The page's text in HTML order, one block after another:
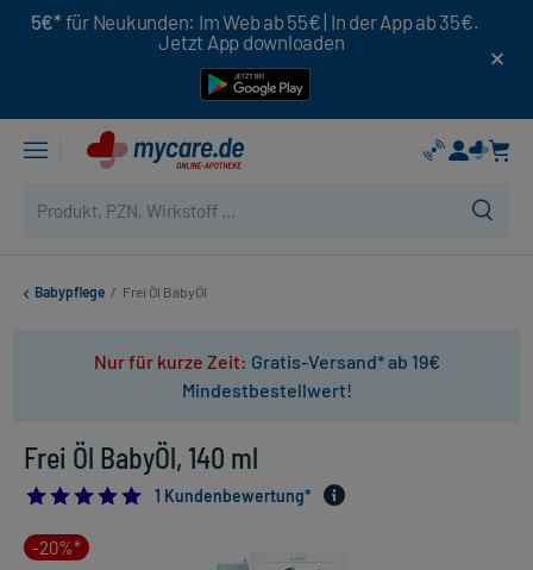
5€* für Neukunden: Im Web ab 55€ | In der App ab 35€.
Jetzt App downloaden
Babypflege / Frei Öl BabyÖl
Nur für kurze Zeit: Gratis-Versand* ab 19€
Mindestbestellwert!
Frei Öl BabyÖl, 140 ml
5.01 Kundenbewertung*
-20%*